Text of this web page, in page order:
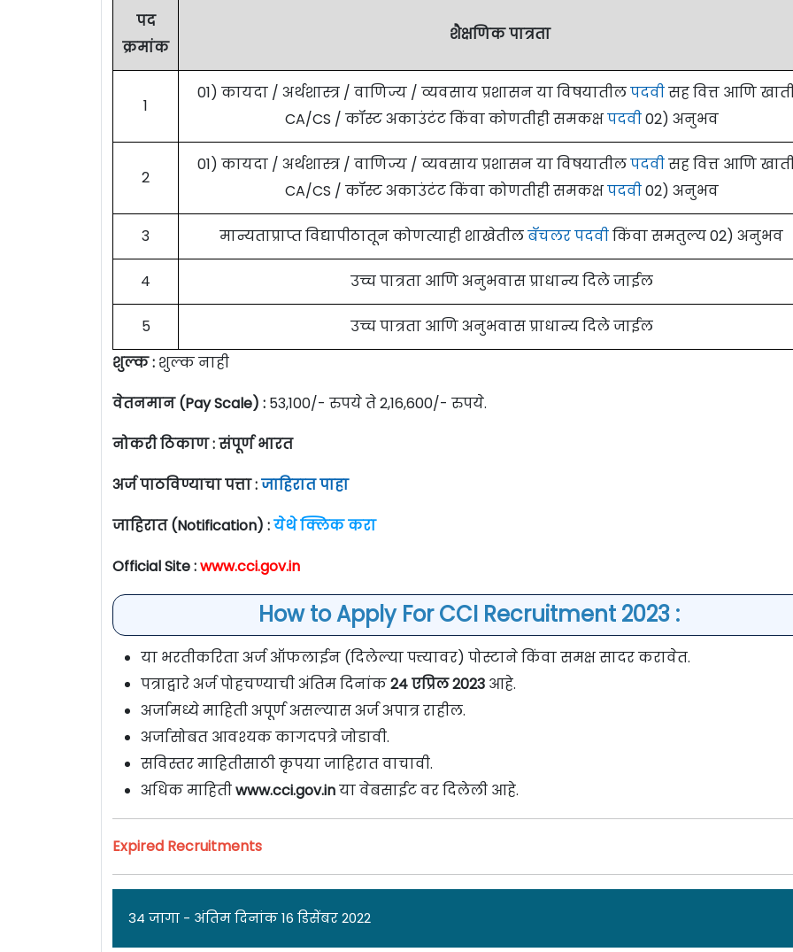
पद
क्रमांक
शैक्षणिक पात्रता
1
01) कायदा / अर्थशास्त्र / वाणिज्य / व्यवसाय प्रशासन या विषयातीलपदवीसह वित्त आणि
CA/CS / कॉस्ट अकाउंटंट किंवा कोणतीही समकक्षपदवी02) अनुभव
2
01) कायदा / अर्थशास्त्र / वाणिज्य / व्यवसाय प्रशासन या विषयातीलपदवीसह वित्त आणि
CA/CS / कॉस्ट अकाउंटंट किंवा कोणतीही समकक्षपदवी02) अनुभव
3 मान्यताप्राप्त विद्यापीठातून कोणत्याही शाखेतीलबॅचलर पदवीकिंवा समतुल्य 02) अनुभव
4 उच्च पात्रता आणि अनुभवास प्राधान्य दिले जाईल
5
उच्च पात्रता आणि अनुभवास प्राधान्य दिले जाईल
शुल्क : शुल्क नाही
वेतनमान (Pay Scale) : 53,100/- रुपये ते 2,16,600/- रुपये.
नोकरी ठिकाण : संपूर्ण भारत
अर्ज पाठविण्याचा पत्ता :जाहिरात पाहा
जाहिरात (Notification) :येथे क्लिक करा
Official Site :www.cci.gov.in
How to Apply For CCI Recruitment 2023 :
या भरतीकरिता अर्ज ऑफलाईन (दिलेल्या पत्त्यावर) पोस्टाने किंवा समक्ष सादर करावेत.
पत्राद्वारे अर्ज पोहचण्याची अंतिम दिनांक24 एप्रिल 2023 आहे.
अर्जामध्ये माहिती अपूर्ण असल्यास अर्ज अपात्र राहील.
अर्जासोबत आवश्यक कागदपत्रे जोडावी.
सविस्तर माहितीसाठी कृपया जाहिरात वाचावी.
अधिक माहितीwww.cci.gov.inया वेबसाईट वर दिलेली आहे.
Expired Recruitments
34 जागा - अंतिम दिनांक 16 डिसेंबर 2022